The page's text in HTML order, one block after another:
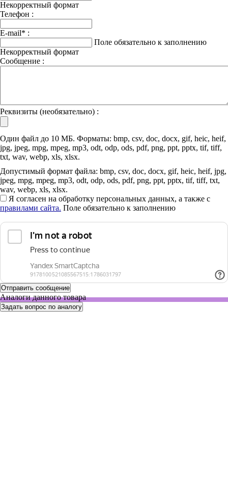
Некорректный формат
Телефон :
E-mail* :
Поле обязательно к заполнению
Некорректный формат
Сообщение :
Реквизиты (необязательно) :
Один файл до 10 МБ. Форматы: bmp, csv, doc, docx, gif, heic, heif,
jpg, jpeg, mpg, mpeg, mp3, odt, odp, ods, pdf, png, ppt, pptx, tif, tiff,
txt, wav, webp, xls, xlsx.
Допустимый формат файла: bmp, csv, doc, docx, gif, heic, heif, jpg,
jpeg, mpg, mpeg, mp3, odt, odp, ods, pdf, png, ppt, pptx, tif, tiff, txt,
wav, webp, xls, xlsx.
Я согласен на обработку персональных данных, а также с
правилами сайта. Поле обязательно к заполнению
Аналоги данного товара
Задать вопрос по аналогу